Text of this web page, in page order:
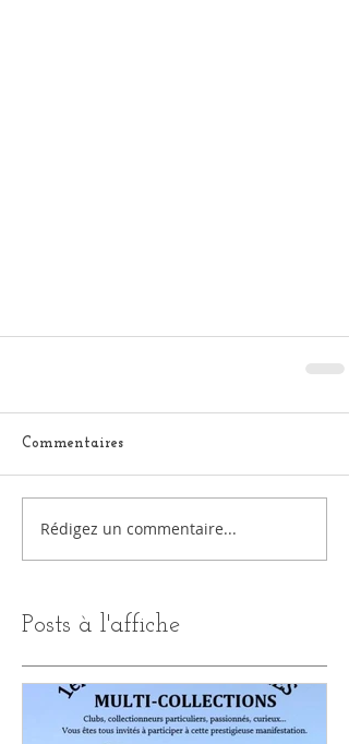
Commentaires
Rédigez un commentaire...
Posts à l'affiche